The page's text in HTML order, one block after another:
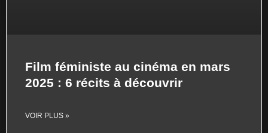
Film féministe au cinéma en mars
2025 : 6 récits à découvrir
VOIR PLUS »